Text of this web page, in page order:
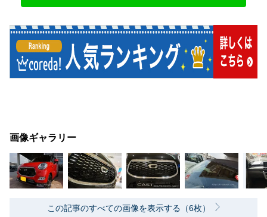
画像ギャラリー
この記事のすべての画像を表示する（6枚）